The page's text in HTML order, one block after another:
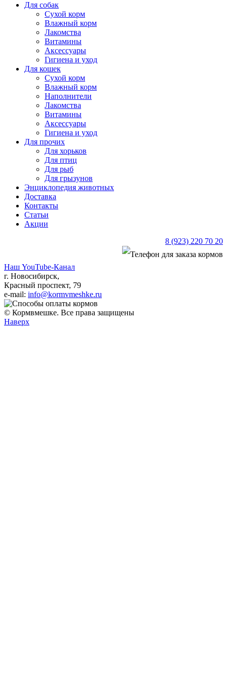
Для собак
Сухой корм
Влажный корм
Лакомства
Витамины
Аксессуары
Гигиена и уход
Для кошек
Сухой корм
Влажный корм
Наполнители
Лакомства
Витамины
Аксессуары
Гигиена и уход
Для прочих
Для хорьков
Для птиц
Для рыб
Для грызунов
Энциклопедия животных
Доставка
Контакты
Статьи
Акции
8 (923) 220 70 20
Наш YouTube-Канал
г. Новосибирск,
Красный проспект, 79
e-mail: info@kormvmeshke.ru
© Кормвмешке. Все права защищены
Наверх